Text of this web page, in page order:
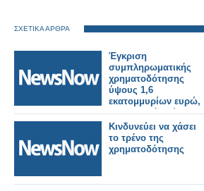
ΣΧΕΤΙΚΑ ΑΡΘΡΑ
Έγκριση
συμπληρωματικής
χρηματοδότησης
ύψους 1,6
εκατομμυρίων ευρώ,
για το μεγάλο έργο
της ανάπλασης της
κεντρικής πλατείας
Αστακού και των
παρακείμενων οδών.
Κινδυνεύει να χάσει
το τρένο της
χρηματοδότησης